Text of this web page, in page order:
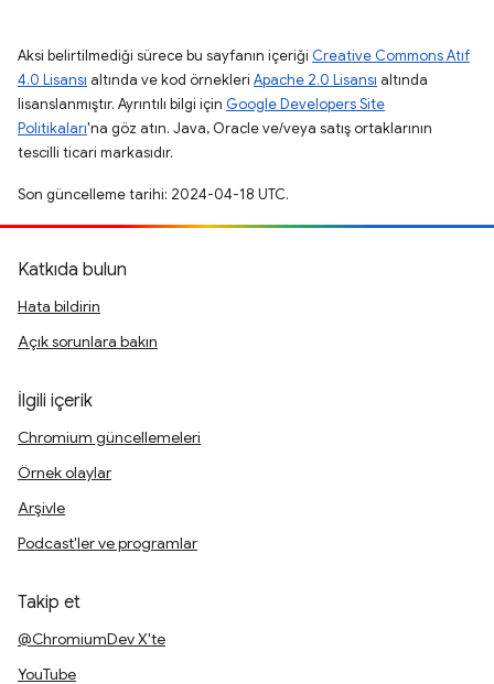
Aksi belirtilmediği sürece bu sayfanın içeriği Creative Commons Atıf
4.0 Lisansı altında ve kod örnekleri Apache 2.0 Lisansı altında
lisanslanmıştır. Ayrıntılı bilgi için Google Developers Site
Politikaları'na göz atın. Java, Oracle ve/veya satış ortaklarının
tescilli ticari markasıdır.
Son güncelleme tarihi: 2024-04-18 UTC.
Katkıda bulun
Hata bildirin
Açık sorunlara bakın
İlgili içerik
Chromium güncellemeleri
Örnek olaylar
Arşivle
Podcast'ler ve programlar
Takip et
@ChromiumDev X'te
YouTube